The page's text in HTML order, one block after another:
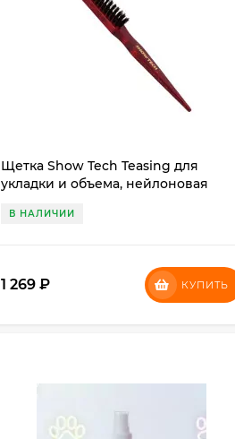
Щетка Show Tech Teasing для
укладки и объема, нейлоновая
В НАЛИЧИИ
1 269₽ КУПИТЬ